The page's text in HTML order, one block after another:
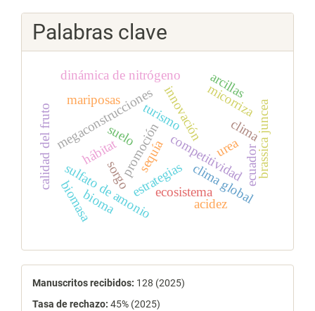
Palabras clave
turismo
competitividad
promoción
estrategias
innovación
dinámica de nitrógeno
sulfato de amonio
urea
sorgo
megaconstrucciones
calidad del fruto clima global
ecuador
hábitat
mariposas
ecosistema
sequía
suelo brassica juncea
micorriza
biomasa
clima
arcillas
acidez
bioma
estadísticas
Manuscritos recibidos: 128 (2025)
Tasa de rechazo: 45% (2025)